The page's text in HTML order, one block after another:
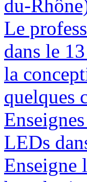
du-
Le
dans le
la
quelques
LEDs
Enseigne